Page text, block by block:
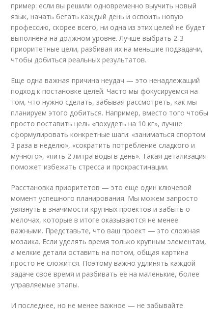
пример: если вы решили одновременно выучить новый
язык, начать бегать каждый день и освоить новую
профессию, скорее всего, ни одна из этих целей не будет
выполнена на должном уровне. Лучше выбрать 2-3
приоритетные цели, разбивая их на меньшие подзадачи,
чтобы добиться реальных результатов.
Еще одна важная причина неудач — это ненадлежащий
подход к постановке целей. Часто мы фокусируемся на
том, что нужно сделать, забывая рассмотреть, как мы
планируем этого добиться. Например, вместо того чтобы
просто поставить цель «похудеть на 10 кг», лучше
сформулировать конкретные шаги: «заниматься спортом
3 раза в неделю», «сократить потребление сладкого и
мучного», «пить 2 литра воды в день». Такая детализация
поможет избежать стресса и прокрастинации.
Расстановка приоритетов — это еще один ключевой
момент успешного планирования. Мы можем запросто
увязнуть в значимости крупных проектов и забыть о
мелочах, которые в итоге оказываются не менее
важными. Представьте, что ваш проект — это сложная
мозаика. Если уделять время только крупным элементам,
а мелкие детали оставить на потом, общая картина
просто не сложится. Поэтому важно удлинять каждой
задаче своё время и разбивать её на маленькие, более
управляемые этапы.
И последнее, но не менее важное — не забывайте